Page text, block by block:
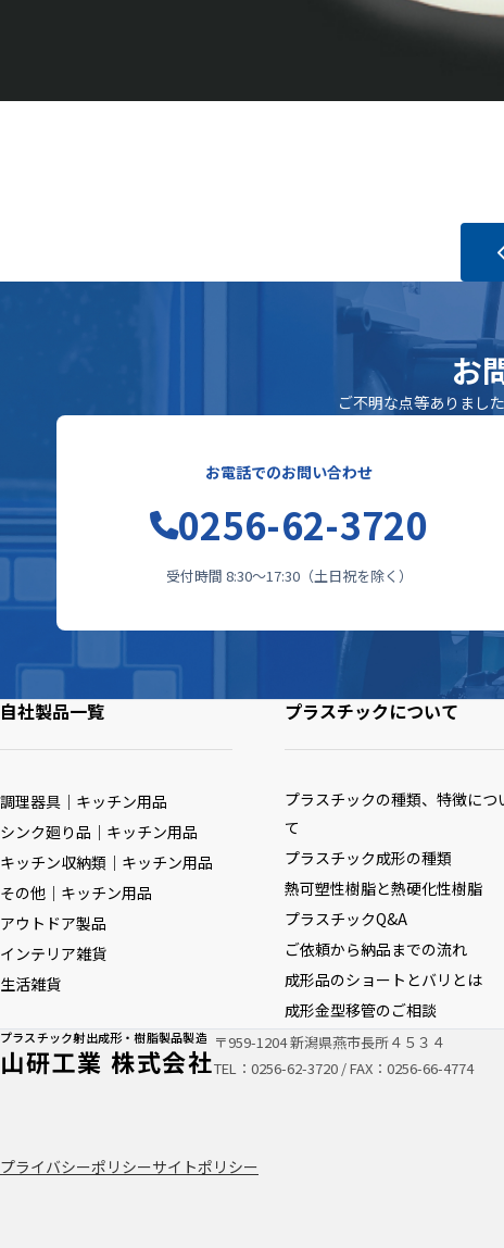
お
ご不明な点等ありまし
お電話でのお問い合わせ
0256-62-3720
受付時間 8:30〜17:30（土日祝を除く）
自社製品一覧
調理器具｜キッチン用品
シンク廻り品｜キッチン用品
キッチン収納類｜キッチン用品
その他｜キッチン用品
アウトドア製品
インテリア雑貨
生活雑貨
プラスチックについて
プラスチックの種類、特徴につ
て
プラスチック成形の種類
熱可塑性樹脂と熱硬化性樹脂
プラスチックQ&A
ご依頼から納品までの流れ
成形品のショートとバリとは
成形金型移管のご相談
プラスチック射出成形・樹脂製品製造
山研工業 株式会社
〒959-1204 新潟県燕市長所４５３４
TEL： 0256-62-3720/ FAX：0256-66-4774
プライバシーポリシーサイトポリシー